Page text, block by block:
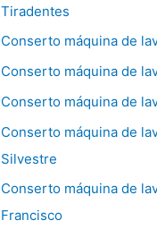
Tiradentes
Conserto máquina de
Conserto máquina de
Conserto máquina de
Conserto máquina de
Silvestre
Conserto máquina de
Francisco